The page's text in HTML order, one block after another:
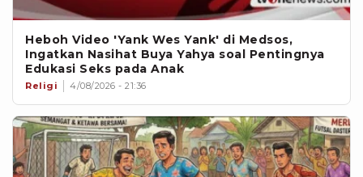
Heboh Video 'Yank Wes Yank' di Medsos,
Ingatkan Nasihat Buya Yahya soal Pentingnya
Edukasi Seks pada Anak
Religi 4/08/2026 - 21:36